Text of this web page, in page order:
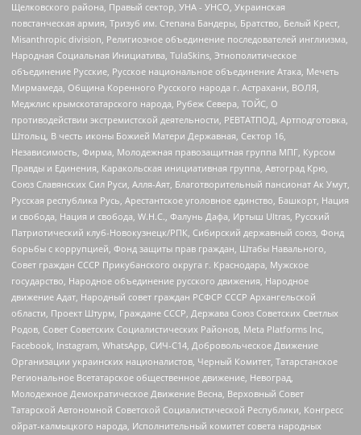
Щелковского района, Правый сектор, УНА - УНСО, Украинская
повстанческая армия, Тризуб им. Степана Бандеры, Братство, Белый Крест,
Misanthropic division, Религиозное объединение последователей инглиизма,
Народная Социальная Инициатива, TulaSkins, Этнополитическое
объединение Русские, Русское национальное объединение Атака, Мечеть
Мирмамеда, Община Коренного Русского народа г. Астрахани, ВОЛЯ,
Меджлис крымскотатарского народа, Рубеж Севера, ТОЙС, О
противодействии экстремистской деятельности, РЕВТАТПОД, Артподготовка,
Штольц, В честь иконы Божией Матери Державная, Сектор 16,
Независимость, Фирма, Молодежная правозащитная группа МПГ, Курсом
Правды и Единения, Каракольская инициативная группа, Автоград Крю,
Союз Славянских Сил Руси, Алля-Аят, Благотворительный пансионат Ак Умут,
Русская республика Русь, Арестантское уголовное единство, Башкорт, Нация
и свобода, Нация и свобода, W.H.С., Фалунь Дафа, Иртыш Ultras, Русский
Патриотический клуб-Новокузнецк/РПК, Сибирский державный союз, Фонд
борьбы с коррупцией, Фонд защиты прав граждан, Штабы Навального,
Совет граждан СССР Прикубанского округа г. Краснодара, Мужское
государство, Народное объединение русского движения, Народное
движение Адат, Народный совет граждан РСФСР СССР Архангельской
области, Проект Штурм, Граждане СССР, Держава Союз Советских Светлых
Родов, Совет Советских Социалистических Районов, Meta Platforms Inc,
Facebook, Instagram, WhatsApp, СИЧ-С14, Добровольческое Движение
Организации украинских националистов, Черный Комитет, Татарстанское
Региональное Всетатарское общественное движение, Невоград,
Молодежное Демократическое Движение Весна, Верховный Совет
Татарской Автономной Советской Социалистической Республики, Конгресс
ойрат-калмыцкого народа, Исполнительный комитет совета народных